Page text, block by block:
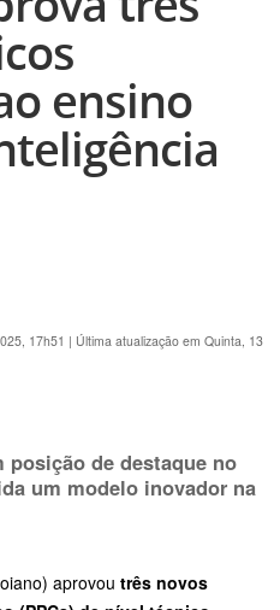
ensino
17h51 | Última atualização em Quinta, 13
de destaque no
um modelo inovador na
aprovou três novos